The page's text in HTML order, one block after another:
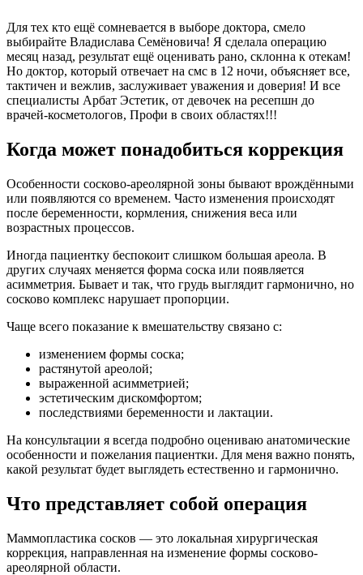
Для тех кто ещё сомневается в выборе доктора, смело
выбирайте Владислава Семёновича! Я сделала операцию
месяц назад, результат ещё оценивать рано, склонна к отекам!
Но доктор, который отвечает на смс в 12 ночи, объясняет все,
тактичен и вежлив, заслуживает уважения и доверия! И все
специалисты Арбат Эстетик, от девочек на ресепшн до
врачей-косметологов, Профи в своих областях!!!
Когда может понадобиться коррекция
Особенности сосково-ареолярной зоны бывают врождёнными
или появляются со временем. Часто изменения происходят
после беременности, кормления, снижения веса или
возрастных процессов.
Иногда пациентку беспокоит слишком большая ареола. В
других случаях меняется форма соска или появляется
асимметрия. Бывает и так, что грудь выглядит гармонично, но
сосково комплекс нарушает пропорции.
Чаще всего показание к вмешательству связано с:
изменением формы соска;
растянутой ареолой;
выраженной асимметрией;
эстетическим дискомфортом;
последствиями беременности и лактации.
На консультации я всегда подробно оцениваю анатомические
особенности и пожелания пациентки. Для меня важно понять,
какой результат будет выглядеть естественно и гармонично.
Что представляет собой операция
Маммопластика сосков — это локальная хирургическая
коррекция, направленная на изменение формы сосково-
ареолярной области.